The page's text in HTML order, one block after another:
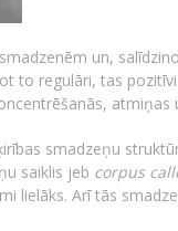
un,
to regulāri, tas
atmiņas
smadzeņu
saiklis jeb corpus
lielāks. Arī tās